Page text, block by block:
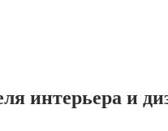
интерьера и